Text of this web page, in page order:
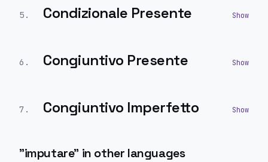
5 . Condizionale Presente
6 . Congiuntivo Presente
7 . Congiuntivo Imperfetto
"imputare" in other languages